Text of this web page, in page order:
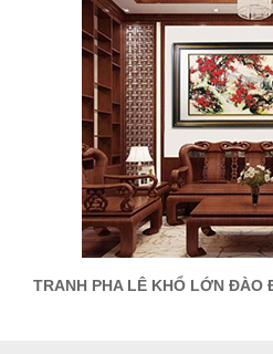
TRANH PHA LÊ KHỔ LỚN ĐÀO